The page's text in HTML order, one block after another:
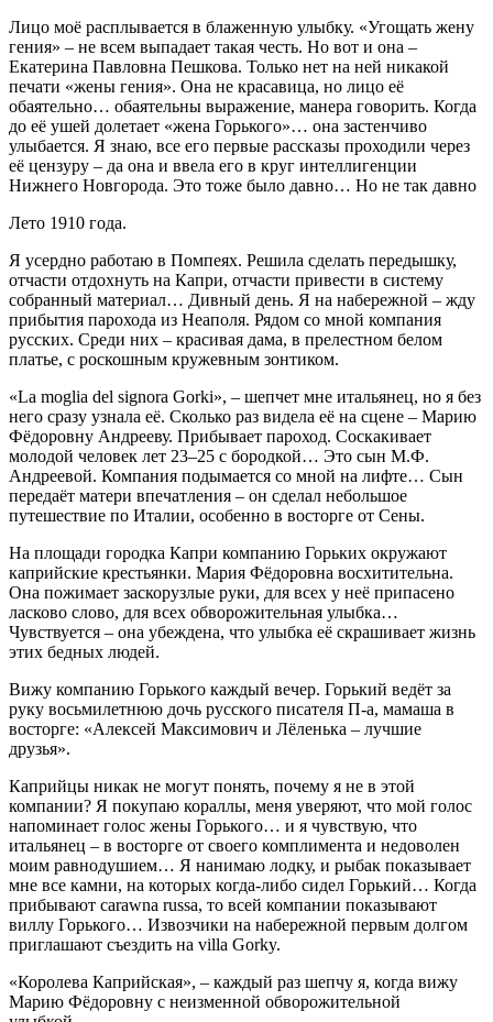
Лицо моё расплывается в блаженную улыбку. «Угощать жену
гения» – не всем выпадает такая честь. Но вот и она –
Екатерина Павловна Пешкова. Только нет на ней никакой
печати «жены гения». Она не красавица, но лицо её
обаятельно… обаятельны выражение, манера говорить. Когда
до её ушей долетает «жена Горького»… она застенчиво
улыбается. Я знаю, все его первые рассказы проходили через
её цензуру – да она и ввела его в круг интеллигенции
Нижнего Новгорода. Это тоже было давно… Но не так давно
Лето 1910 года.
Я усердно работаю в Помпеях. Решила сделать передышку,
отчасти отдохнуть на Капри, отчасти привести в систему
собранный материал… Дивный день. Я на набережной – жду
прибытия парохода из Неаполя. Рядом со мной компания
русских. Среди них – красивая дама, в прелестном белом
платье, с роскошным кружевным зонтиком.
«La moglia del signora Gorki», – шепчет мне итальянец, но я без
него сразу узнала её. Сколько раз видела её на сцене – Марию
Фёдоровну Андрееву. Прибывает пароход. Соскакивает
молодой человек лет 23–25 с бородкой… Это сын М.Ф.
Андреевой. Компания подымается со мной на лифте… Сын
передаёт матери впечатления – он сделал небольшое
путешествие по Италии, особенно в восторге от Сены.
На площади городка Капри компанию Горьких окружают
каприйские крестьянки. Мария Фёдоровна восхитительна.
Она пожимает заскорузлые руки, для всех у неё припасено
ласково слово, для всех обворожительная улыбка…
Чувствуется – она убеждена, что улыбка её скрашивает жизнь
этих бедных людей.
Вижу компанию Горького каждый вечер. Горький ведёт за
руку восьмилетнюю дочь русского писателя П-а, мамаша в
восторге: «Алексей Максимович и Лёленька – лучшие
друзья».
Каприйцы никак не могут понять, почему я не в этой
компании? Я покупаю кораллы, меня уверяют, что мой голос
напоминает голос жены Горького… и я чувствую, что
итальянец – в восторге от своего комплимента и недоволен
моим равнодушием… Я нанимаю лодку, и рыбак показывает
мне все камни, на которых когда-либо сидел Горький… Когда
прибывают carawna russa, то всей компании показывают
виллу Горького… Извозчики на набережной первым долгом
приглашают съездить на villa Gorky.
«Королева Каприйская», – каждый раз шепчу я, когда вижу
Марию Фёдоровну с неизменной обворожительной